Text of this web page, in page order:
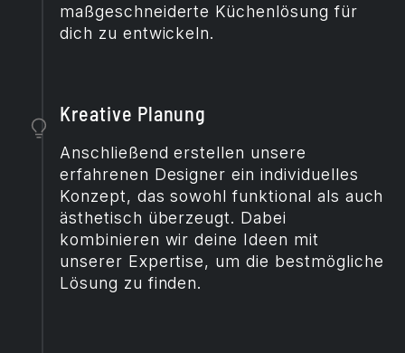
maßgeschneiderte Küchenlösung für
dich zu entwickeln.
Kreative Planung
Anschließend erstellen unsere
erfahrenen Designer ein individuelles
Konzept, das sowohl funktional als auch
ästhetisch überzeugt. Dabei
kombinieren wir deine Ideen mit
unserer Expertise, um die bestmögliche
Lösung zu finden.